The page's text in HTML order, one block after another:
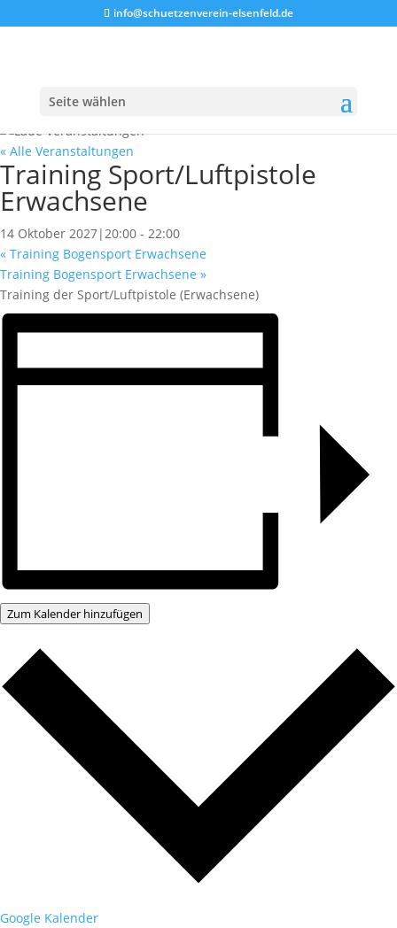
info@schuetzenverein-elsenfeld.de
Seite wählen
« Alle Veranstaltungen
Training Sport/Luftpistole
Erwachsene
14 Oktober 2027|20:00 - 22:00
« Training Bogensport Erwachsene
Training Bogensport Erwachsene »
Training der Sport/Luftpistole (Erwachsene)
Zum Kalender hinzufügen
Google Kalender